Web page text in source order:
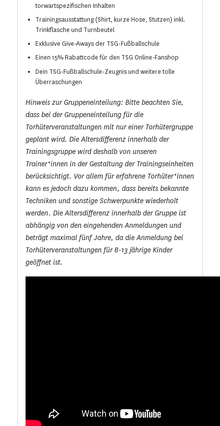
torwartspezifischen Inhalten
Trainingsausstattung (Shirt, kurze Hose, Stutzen) inkl.
Trinkflasche und Turnbeutel
Exklusive Give-Aways der TSG-Fußballschule
Einen 15% Rabattcode für den TSG Online-Fanshop
Dein TSG-Fußballschule-Zeugnis und weitere tolle
Überraschungen
Hinweis zur Gruppeneinteilung: Bitte beachten Sie,
dass bei der Gruppeneinteilung für die
Torhüterveranstaltungen mit nur einer Torhütergruppe
geplant wird. Die Altersdifferenz innerhalb der
Trainingsgruppe wird deshalb von unseren
Trainer*innen in der Gestaltung der Trainingseinheiten
berücksichtigt. Vor allem für erfahrene Torhüter*innen
kann es jedoch dazu kommen, dass bereits bekannte
Techniken und sonstige Schwerpunkte wiederholt
werden. Die Altersdifferenz innerhalb der Gruppe ist
abhängig von den eingehenden Anmeldungen und
beträgt maximal fünf Jahre, da die Anmeldung bei
Torhüterveranstaltungen für 8-13 jährige Kinder
geöffnet ist.